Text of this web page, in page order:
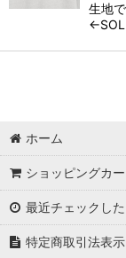
生地
ホーム
ショッピングカー
最近チェックし
特定商取引法表示